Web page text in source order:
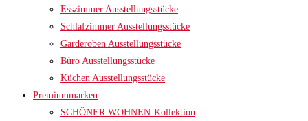
Esszimmer Ausstellungsstücke
Schlafzimmer Ausstellungsstücke
Garderoben Ausstellungsstücke
Büro Ausstellungsstücke
Küchen Ausstellungsstücke
Premiummarken
SCHÖNER WOHNEN-Kollektion